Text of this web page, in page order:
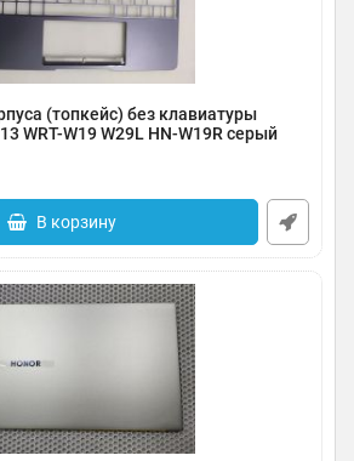
(топкейс) без клавиатуры
WRT-W19 W29L HN-W19R серый
В корзину